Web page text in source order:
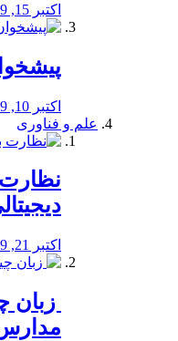
اکتبر 15, 2019
اکتبر 10, 2019
علم و فناوری
اکتبر 21, 2019
زبان